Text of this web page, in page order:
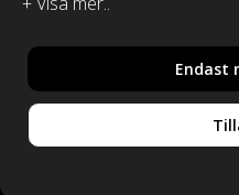
Wasa
Sphinxly,
Endast